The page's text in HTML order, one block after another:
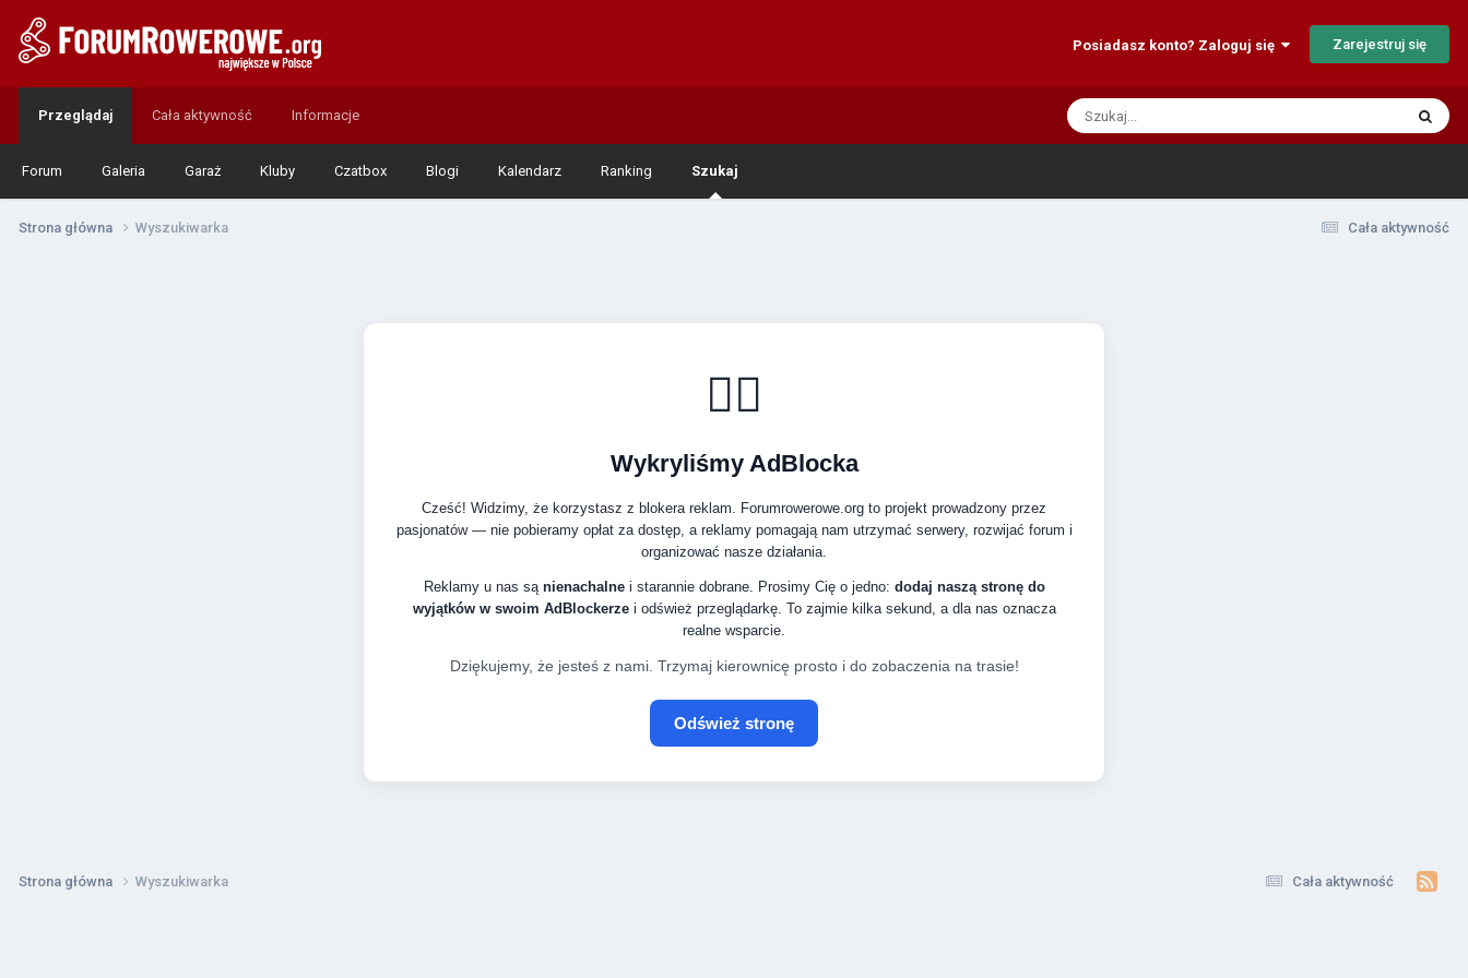
Posiadasz konto? Zaloguj się Zarejestruj się
Przeglądaj
Forum Galeria Garaż Kluby Czatbox Blogi Kalendarz Ranking Szukaj
Cała aktywność Informacje
Cała aktywność
Strona główna Wyszukiwarka
🚴‍♂️
Wykryliśmy AdBlocka
Cześć! Widzimy, że korzystasz z blokera reklam. Forumrowerowe.org to projekt prowadzony przez
pasjonatów — nie pobieramy opłat za dostęp, a reklamy pomagają nam utrzymać serwery, rozwijać forum i
organizować nasze działania.
Reklamy u nas są nienachalnei starannie dobrane. Prosimy Cię o jedno: dodaj naszą stronę do
wyjątków w swoim AdBlockerzei odśwież przeglądarkę. To zajmie kilka sekund, a dla nas oznacza
realne wsparcie.
Dziękujemy, że jesteś z nami. Trzymaj kierownicę prosto i do zobaczenia na trasie!
Odśwież stronę
Cała aktywność
Strona główna Wyszukiwarka